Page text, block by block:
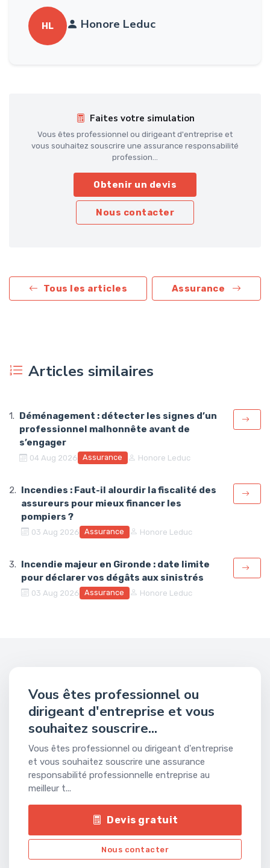
HL Honore Leduc
Faites votre simulation
Vous êtes professionnel ou dirigeant d'entreprise et
vous souhaitez souscrire une assurance responsabilité
profession...
Obtenir un devis
Nous contacter
Tous les articles Assurance
Articles similaires
Déménagement : détecter les signes d’un
professionnel malhonnête avant de
s’engager
04 Aug 2026 Assurance Honore Leduc
Incendies : Faut-il alourdir la fiscalité des
assureurs pour mieux financer les
pompiers ?
03 Aug 2026 Assurance Honore Leduc
Incendie majeur en Gironde : date limite
pour déclarer vos dégâts aux sinistrés
03 Aug 2026 Assurance Honore Leduc
Vous êtes professionnel ou
dirigeant d'entreprise et vous
souhaitez souscrire...
Vous êtes professionnel ou dirigeant d'entreprise
et vous souhaitez souscrire une assurance
responsabilité professionnelle entreprise au
meilleur t...
Devis gratuit
Nous contacter